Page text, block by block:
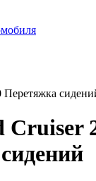
Перетяжка
Cruiser